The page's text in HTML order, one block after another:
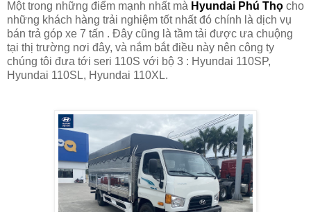
Một trong những điểm mạnh nhất mà Hyundai Phú Thọ cho
những khách hàng trải nghiệm tốt nhất đó chính là dịch vụ
bán trả góp xe 7 tấn . Đây cũng là tầm tải được ưa chuộng
tại thị trường nơi đây, và nắm bắt điều này nên công ty
chúng tôi đưa tới seri 110S với bộ 3 : Hyundai 110SP,
Hyundai 110SL, Hyundai 110XL.